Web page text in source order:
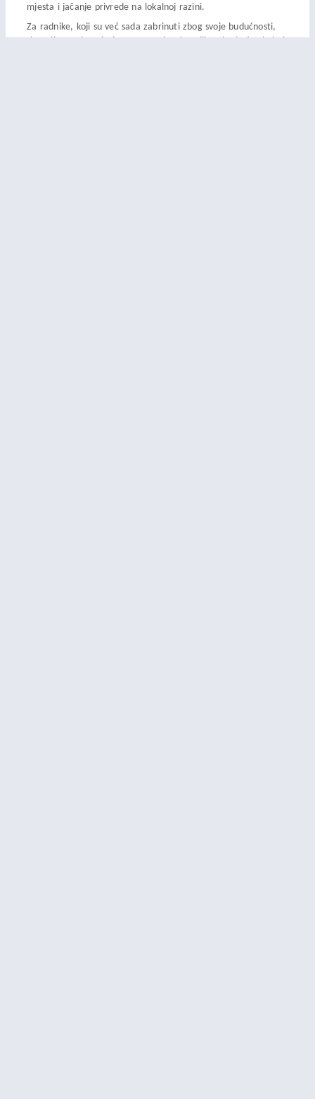
mjesta i jačanje privrede na lokalnoj razini.
Za radnike, koji su već sada zabrinuti zbog svoje budućnosti,
situacija ostaje neizvjesna. Mnogi su izrazili nadu da će vlada i